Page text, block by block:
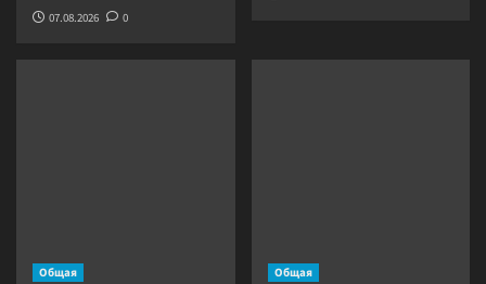
07.08.2026 0
Общая Общая